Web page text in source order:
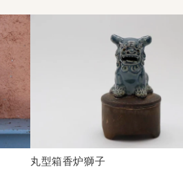
丸型箱香炉獅子